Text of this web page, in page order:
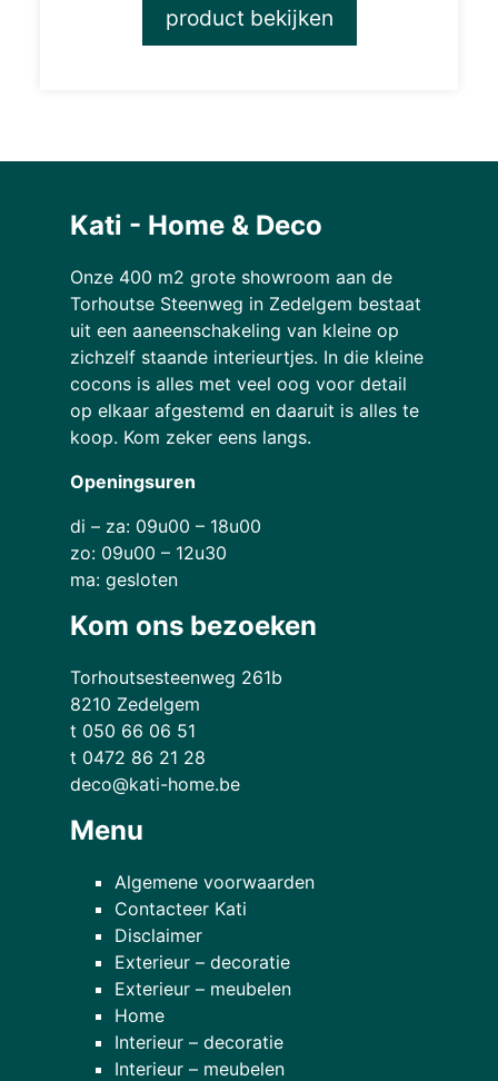
product bekijken
Kati - Home & Deco
Onze 400 m2 grote showroom aan de
Torhoutse Steenweg in Zedelgem bestaat
uit een aaneenschakeling van kleine op
zichzelf staande interieurtjes. In die kleine
cocons is alles met veel oog voor detail
op elkaar afgestemd en daaruit is alles te
koop. Kom zeker eens langs.
Openingsuren
di – za: 09u00 – 18u00
zo: 09u00 – 12u30
ma: gesloten
Kom ons bezoeken
Torhoutsesteenweg 261b
8210 Zedelgem
t 050 66 06 51
t 0472 86 21 28
deco@kati-home.be
Menu
Algemene voorwaarden
Contacteer Kati
Disclaimer
Exterieur – decoratie
Exterieur – meubelen
Home
Interieur – decoratie
Interieur – meubelen